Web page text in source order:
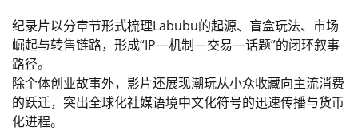
纪录片以分章节形式梳理Labubu的起源、盲盒玩法、市场
崛起与转售链路，形成“IP—机制—交易—话题”的闭环叙事
路径。
除个体创业故事外，影片还展现潮玩从小众收藏向主流消费
的跃迁，突出全球化社媒语境中文化符号的迅速传播与货币
化进程。